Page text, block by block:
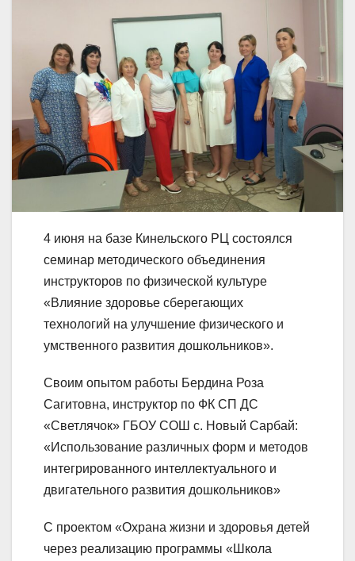
4 июня на базе Кинельского РЦ состоялся
семинар методического объединения
инструкторов по физической культуре
«Влияние здоровье сберегающих
технологий на улучшение физического и
умственного развития дошкольников».
Своим опытом работы Бердина Роза
Сагитовна, инструктор по ФК СП ДС
«Светлячок» ГБОУ СОШ с. Новый Сарбай:
«Использование различных форм и методов
интегрированного интеллектуального и
двигательного развития дошкольников»
С проектом «Охрана жизни и здоровья детей
через реализацию программы «Школа